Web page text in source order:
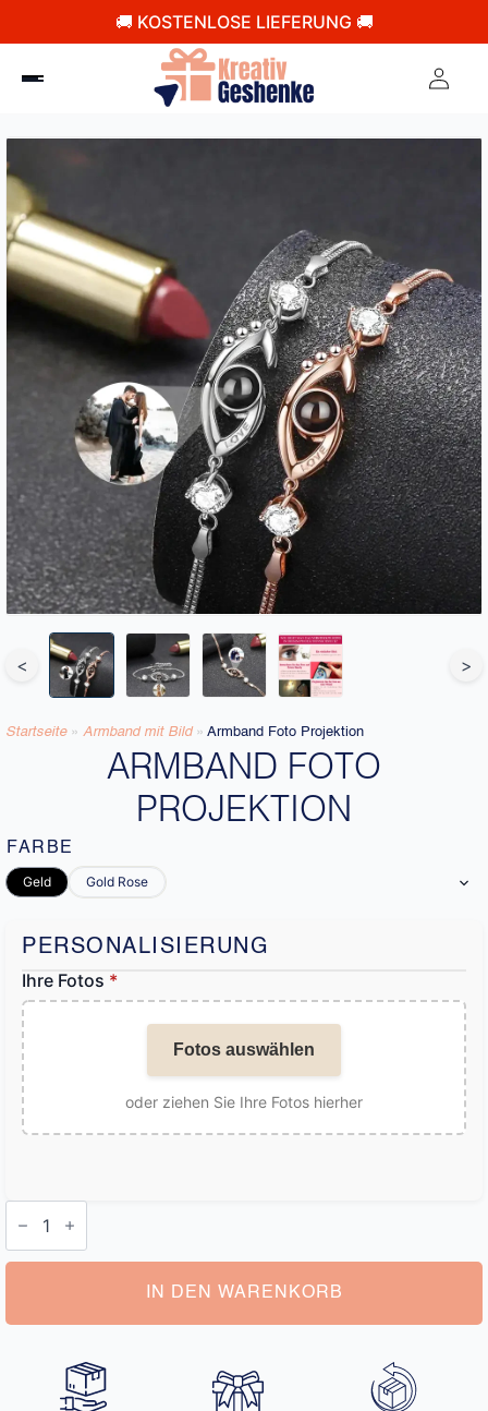
🚚 KOSTENLOSE LIEFERUNG 🚚
< >
Startseite » Armband mit Bild​ » Armband Foto Projektion
ARMBAND FOTO
PROJEKTION
FARBE
Geld Gold Rose
PERSONALISIERUNG
Ihre Fotos *
Fotos auswählen
oder ziehen Sie Ihre Fotos hierher
Armband
Foto
Menge
IN DEN WARENKORB